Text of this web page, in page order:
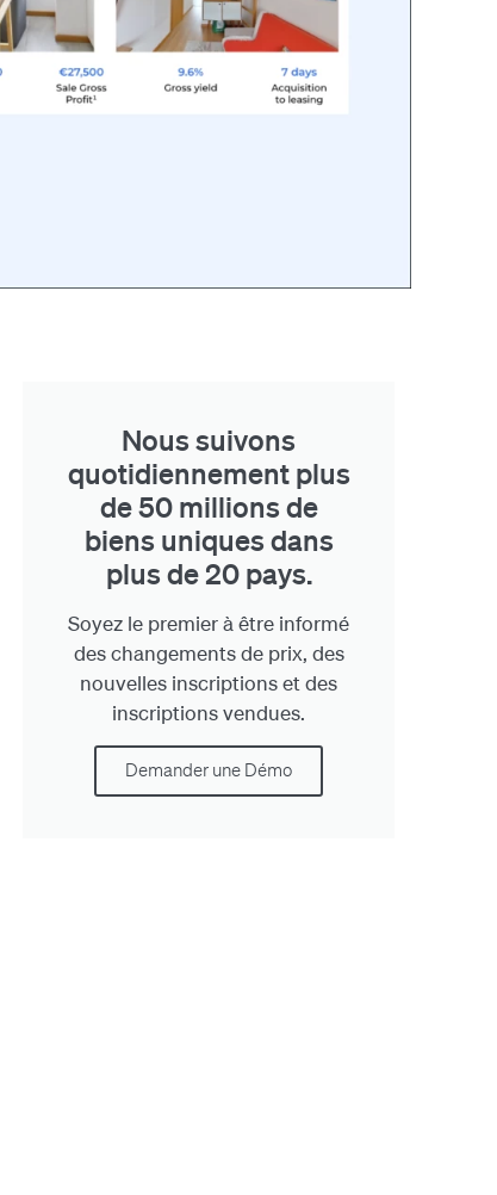
Nous suivons
quotidiennement plus
de 50 millions de
biens uniques dans
plus de 20 pays.
Soyez le premier à être informé
des changements de prix, des
nouvelles inscriptions et des
inscriptions vendues.
Demander une Démo